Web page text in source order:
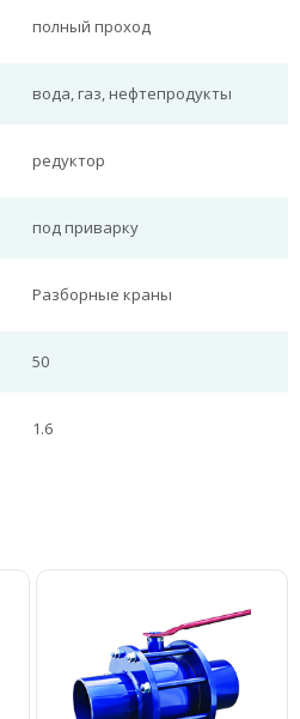
полный проход
вода, газ, нефтепродукты
редуктор
под приварку
Разборные краны
50
1.6